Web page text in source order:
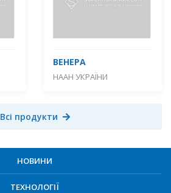
ВЕНЕРА
НААН УКРАЇНИ
Всі продукти
НОВИНИ
ТЕХНОЛОГІЇ